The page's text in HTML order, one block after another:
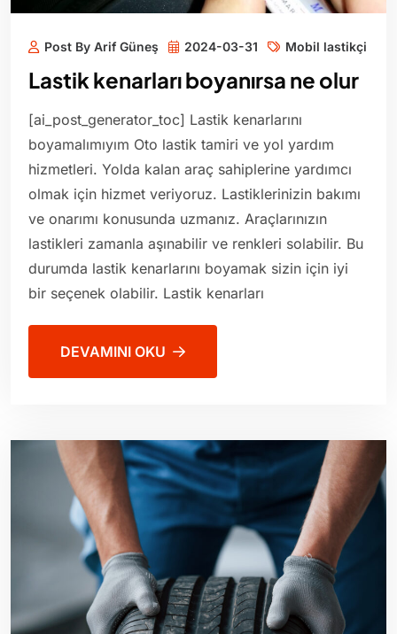
Post By Arif Güneş 2024-03-31 Mobil lastikçi
Lastik kenarları boyanırsa ne olur
[ai_post_generator_toc] Lastik kenarlarını
boyamalımıyım Oto lastik tamiri ve yol yardım
hizmetleri. Yolda kalan araç sahiplerine yardımcı
olmak için hizmet veriyoruz. Lastiklerinizin bakımı
ve onarımı konusunda uzmanız. Araçlarınızın
lastikleri zamanla aşınabilir ve renkleri solabilir. Bu
durumda lastik kenarlarını boyamak sizin için iyi
bir seçenek olabilir. Lastik kenarları
DEVAMINI OKU